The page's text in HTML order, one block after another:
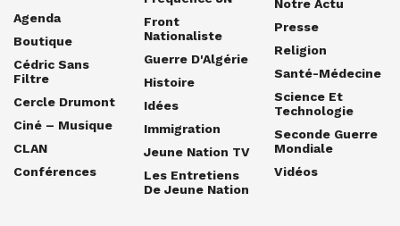
Agenda
Boutique
Cédric Sans
Filtre
Cercle Drumont
Ciné – Musique
CLAN
Conférences
Front
Nationaliste
Guerre D'Algérie
Histoire
Idées
Immigration
Jeune Nation TV
Les Entretiens
De Jeune Nation
Notre Actu
Presse
Religion
Santé-Médecine
Science Et
Technologie
Seconde Guerre
Mondiale
Vidéos